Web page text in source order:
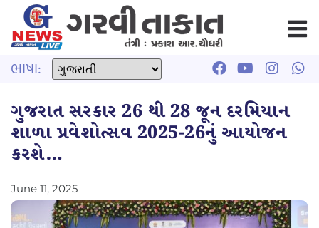
ભાષા:
ગુજરાત સરકાર 26 થી 28 જૂન દરમિયાન
શાળા પ્રવેશોત્સવ 2025-26નું આયોજન
કરશે…
June 11, 2025